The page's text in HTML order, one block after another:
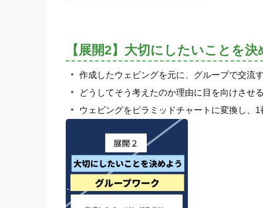
【展開2】大切にしたいことを
作成したウェビングを元に、グループで交流
どうしてそう考えたのか理由に目を向けさせ
ウェビングをピラミッドチャートに変換し、